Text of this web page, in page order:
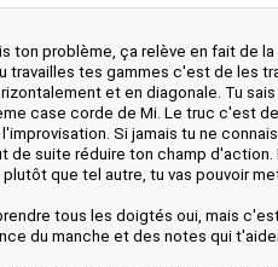
ton problème, ça relève en fait de
travailles tes gammes c'est de les
et en diagonale. Tu
case corde de Mi. Le truc c'est
Si jamais tu ne
de suite réduire ton champ
que tel autre, tu vas pouvoir
tous les doigtés oui, mais
du manche et des notes qui